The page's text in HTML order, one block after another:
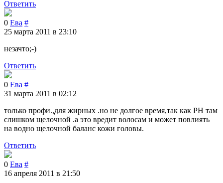
Ответить
0 Ева #
25 марта 2011 в 23:10
незачто;-)
Ответить
0 Ева #
31 марта 2011 в 02:12
только профи.,для жирных .но не долгое время,так как PH там
слишком щелочной .а это вредит волосам и может повлиять
на водно щелочной баланс кожи головы.
Ответить
0 Ева #
16 апреля 2011 в 21:50